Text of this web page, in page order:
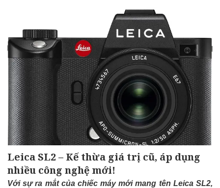
Leica SL2 – Kế thừa giá trị cũ, áp dụng
nhiều công nghệ mới!
Với sự ra mắt của chiếc máy mới mang tên Leica SL2,